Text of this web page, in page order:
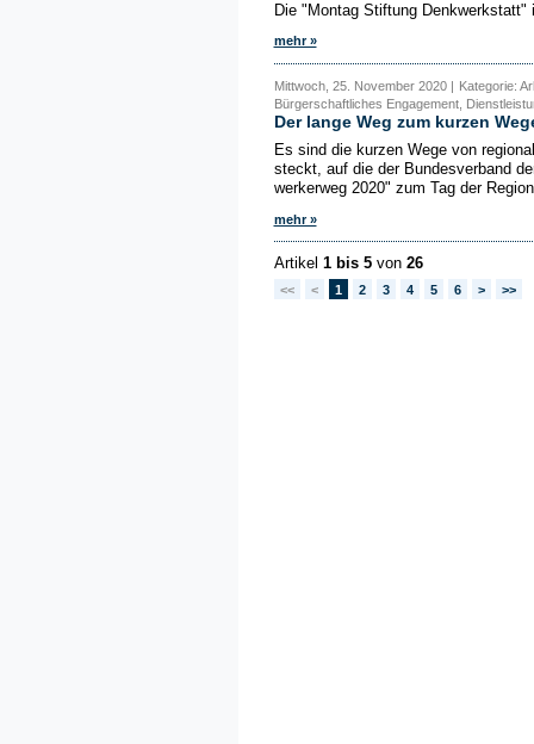
Die "Montag Stiftung
mehr »
Mittwoch, 25. November 2020 | Kategorie:
Bürgerschaftliches Engagement,
Der lange Weg zum kurzen
Es sind die kurzen Wege von
steckt, auf die der Bundesverband
werkerweg 2020" zum Tag der
mehr »
Artikel 1 bis 5von 26
<< < 1 2 3 4 5 6 > >>